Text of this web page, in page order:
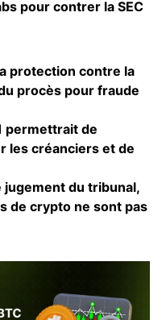
pour contrer la SEC
protection contre la
procès pour fraude
permettrait de
les créanciers et de
du tribunal,
de crypto ne sont pas